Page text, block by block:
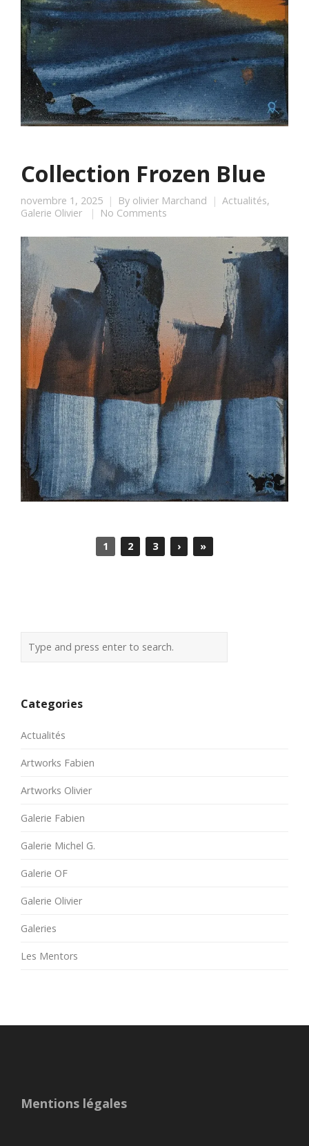
Collection Frozen Blue
novembre 1, 2025 By olivier Marchand Actualités,
Galerie Olivier
No Comments
1 2 3 › »
Categories
Actualités
Artworks Fabien
Artworks Olivier
Galerie Fabien
Galerie Michel G.
Galerie OF
Galerie Olivier
Galeries
Les Mentors
Mentions légales